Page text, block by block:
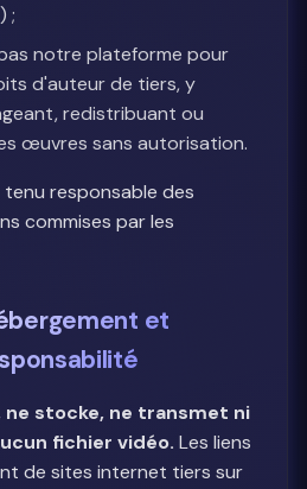
;
notre plateforme pour
d'auteur de tiers, y
redistribuant ou
œuvres sans autorisation.
responsable des
commises par les
et
ne stocke, ne transmet ni
fichier vidéo. Les liens
de sites internet tiers sur